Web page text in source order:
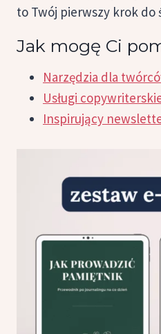
to Twój pierwszy krok do
Jak mogę Ci
Narzędzia dla
Usługi
Inspirujący